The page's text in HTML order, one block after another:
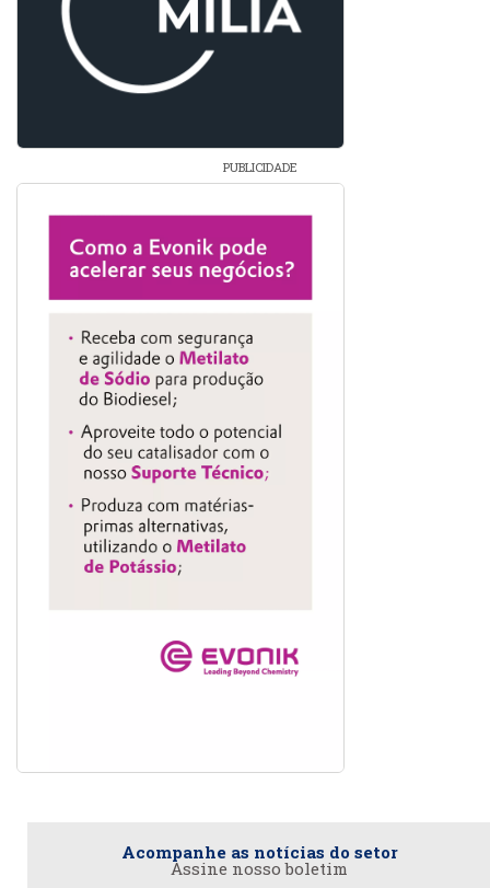
PUBLICIDADE
Acompanhe as notícias do setor
Assine nosso boletim